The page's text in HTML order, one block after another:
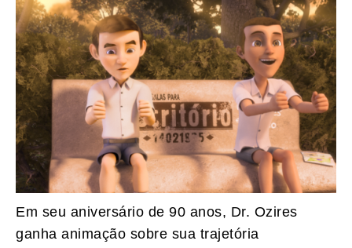
Em seu aniversário de 90 anos, Dr. Ozires
ganha animação sobre sua trajetória